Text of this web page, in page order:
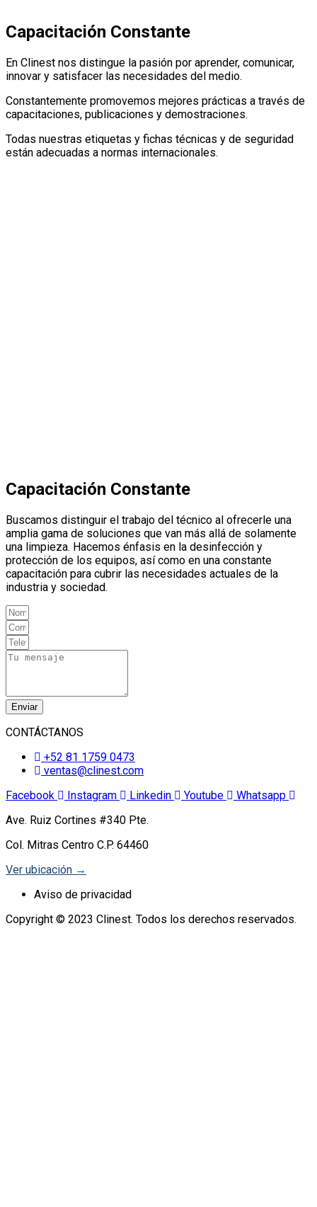
Capacitación Constante
En Clinest nos distingue la pasión por aprender, comunicar,
innovar y satisfacer las necesidades del medio.
Constantemente promovemos mejores prácticas a través de
capacitaciones, publicaciones y demostraciones.
Todas nuestras etiquetas y fichas técnicas y de seguridad
están adecuadas a normas internacionales.
Capacitación Constante
Buscamos distinguir el trabajo del técnico al ofrecerle una
amplia gama de soluciones que van más allá de solamente
una limpieza. Hacemos énfasis en la desinfección y
protección de los equipos, así como en una constante
capacitación para cubrir las necesidades actuales de la
industria y sociedad.
Enviar
CONTÁCTANOS
+52 81 1759 0473
ventas@clinest.com
Facebook
Instagram Linkedin Youtube
Whatsapp
Ave. Ruiz Cortines #340 Pte.
Col. Mitras Centro C.P. 64460
Ver ubicación →
Aviso de privacidad
Copyright © 2023 Clinest. Todos los derechos reservados.